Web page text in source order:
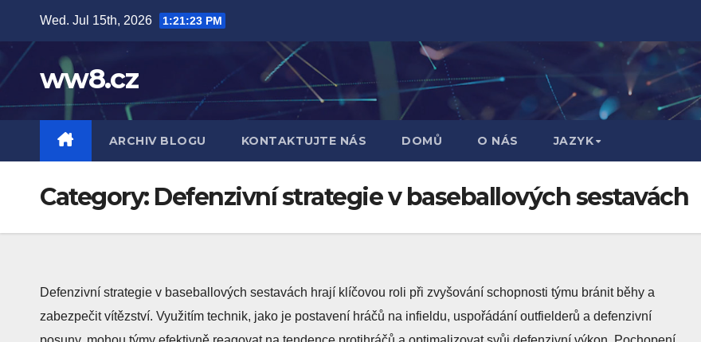
content
Wed. Jul 15th, 2026 1:21:25 PM
ww8.cz
ARCHIV BLOGU KONTAKTUJTE NÁS DOMŮ O NÁS JAZYK
Category: Defenzivní strategie v baseballových sestavách
Defenzivní strategie v baseballových sestavách hrají klíčovou roli při zvyšování schopnosti týmu bránit běhy a
zabezpečit vítězství. Využitím technik, jako je postavení hráčů na infieldu, uspořádání outfielderů a defenzivní